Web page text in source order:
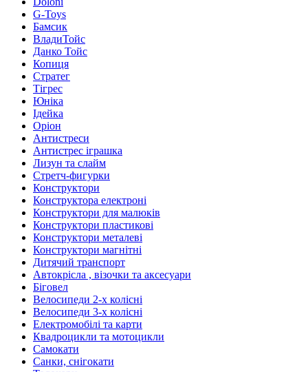
G-Toys
Бамсик
ВладиТойс
Данко Тойс
Копиця
Стратег
Тігрес
Юніка
Ідейка
Оріон
Антистреси
Антистрес іграшка
Лизун та слайм
Стретч-фигурки
Конструктори
Конструктора електроні
Конструктори для малюків
Конструктори пластикові
Конструктори металеві
Конструктори магнітні
Дитячий транспорт
Автокрісла , візочки та аксесуари
Біговел
Велосипеди 2-х колісні
Велосипеди 3-х колісні
Електромобілі та карти
Квадроцикли та мотоцикли
Самокати
Санки, снігокати